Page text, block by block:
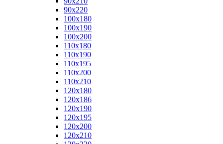
90x220
100x180
100x190
100x200
110x180
110x190
110x195
110x200
110x210
120x180
120x186
120x190
120x195
120x200
120x210